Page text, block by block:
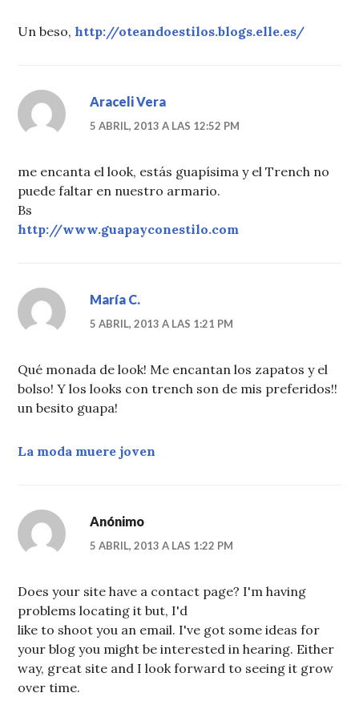
Un beso,http://oteandoestilos.blogs.elle.es/
Araceli Vera
5 ABRIL, 2013 A LAS 12:52 PM
me encanta el look, estás guapísima y el Trench no
puede faltar en nuestro armario.
Bs
http://www.guapayconestilo.com
María C.
5 ABRIL, 2013 A LAS 1:21 PM
Qué monada de look! Me encantan los zapatos y el
bolso! Y los looks con trench son de mis preferidos!!
un besito guapa!
La moda muere joven
Anónimo
5 ABRIL, 2013 A LAS 1:22 PM
Does your site have a contact page? I'm having
problems locating it but, I'd
like to shoot you an email. I've got some ideas for
your blog you might be interested in hearing. Either
way, great site and I look forward to seeing it grow
over time.